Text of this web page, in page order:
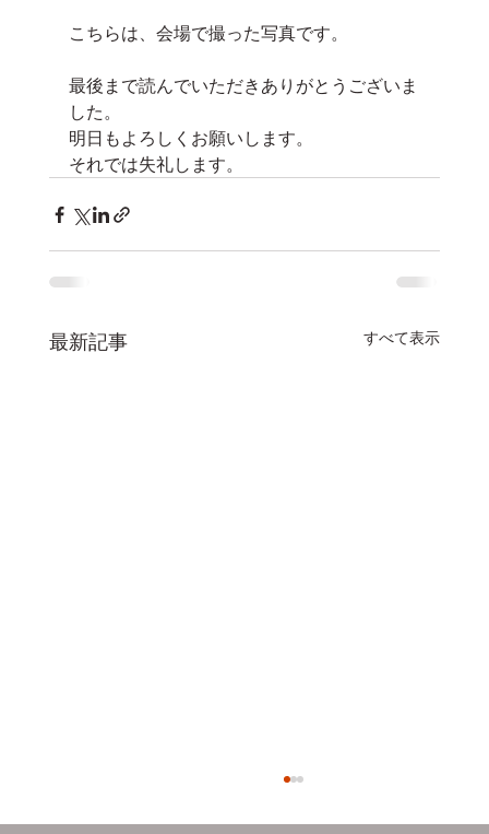
こちらは、会場で撮った写真です。
最後まで読んでいただきありがとうございま
した。
明日もよろしくお願いします。
それでは失礼します。
最新記事 すべて表示